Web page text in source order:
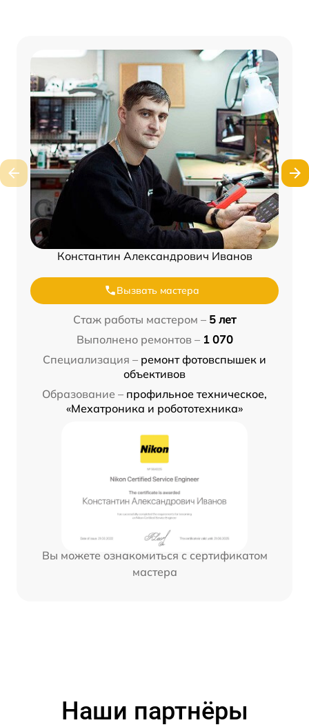
Константин Александрович Иванов
Вызвать мастера
Стаж работы мастером – 5 лет
Выполнено ремонтов – 1 070
Специализация – ремонт фотовспышек и
объективов
Образование – профильное техническое,
«Мехатроника и робототехника»
Вы можете ознакомиться с сертификатом
мастера
Наши партнёры